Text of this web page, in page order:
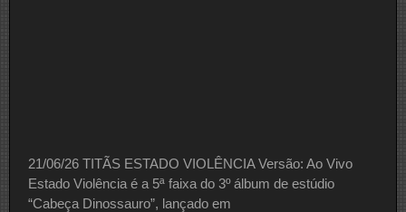
21/06/26 TITÃS ESTADO VIOLÊNCIA Versão: Ao Vivo
Estado Violência é a 5ª faixa do 3º álbum de estúdio
“Cabeça Dinossauro”, lançado em